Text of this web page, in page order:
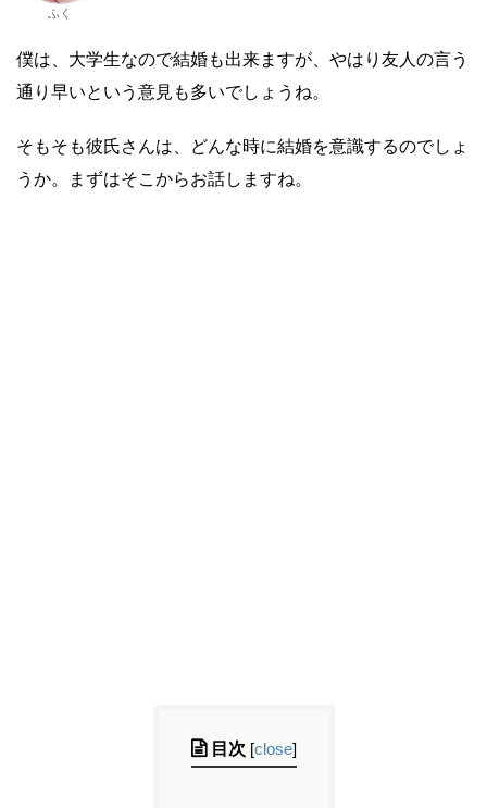
ふく
僕は、大学生なので結婚も出来ますが、やはり友人の言う
通り早いという意見も多いでしょうね。
そもそも彼氏さんは、どんな時に結婚を意識するのでしょ
うか。まずはそこからお話しますね。
目次 [close]